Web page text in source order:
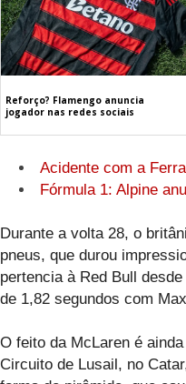
Reforço? Flamengo anuncia
jogador nas redes sociais
Acidente com a
Fórmula 1: Alpine
Durante a volta 28, o
pneus, que durou
pertencia à Red Bull
de 1,82 segundos com
O feito da McLaren é
Circuito de Lusail, no